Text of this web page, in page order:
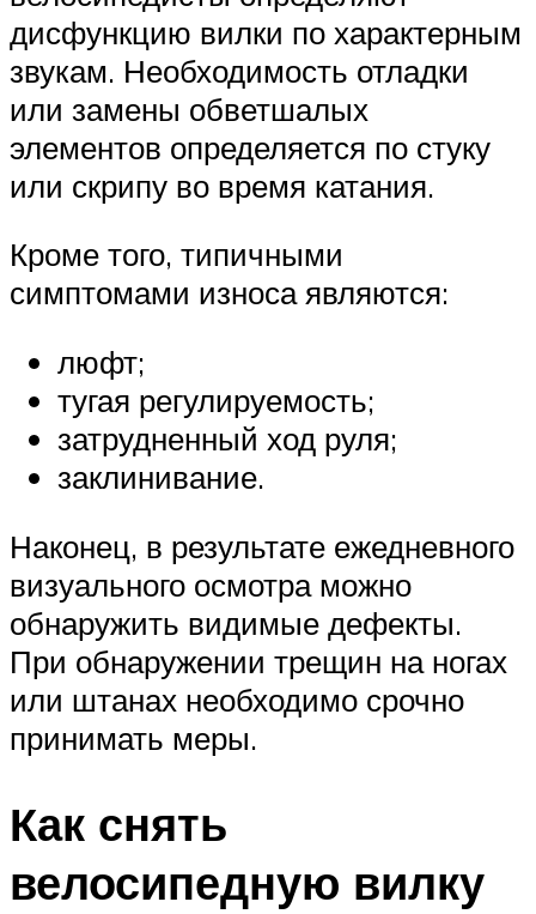
дисфункцию вилки по характерным
звукам. Необходимость отладки
или замены обветшалых
элементов определяется по стуку
или скрипу во время катания.
Кроме того, типичными
симптомами износа являются:
люфт;
тугая регулируемость;
затрудненный ход руля;
заклинивание.
Наконец, в результате ежедневного
визуального осмотра можно
обнаружить видимые дефекты.
При обнаружении трещин на ногах
или штанах необходимо срочно
принимать меры.
Как снять
велосипедную вилку